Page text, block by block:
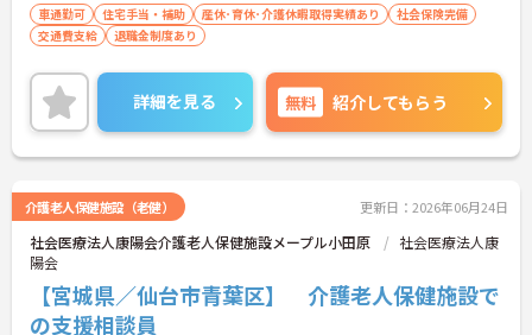
車通勤可 住宅手当・補助 産休･育休･介護休暇取得実績あり
社会保険完備
交通費支給
退職金制度あり
詳細を見る 無料 紹介してもらう
介護老人保健施設（老健） 更新日：2026年06月24日
社会医療法人康陽会介護老人保健施設メープル小田原
社会医療法人康
陽会
【宮城県／仙台市青葉区】 介護老人保健施設で
の支援相談員